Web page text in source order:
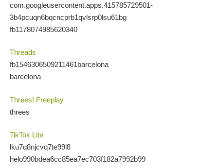
com.googleusercontent.apps.415785729501-
3b4pcuqn6bqcncprb1qvlsrp0lsu61bg
fb1178074985620340
Threads
fb1546306509211461barcelona
barcelona
Threes! Freeplay
threes
TikTok Lite
lku7q8njcvq7te99l8
helo990bdea6cc85ea7ec703f182a7992b99